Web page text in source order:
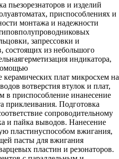
пьезорезнаторов и изделий
приспособлениях и
монтажа и надежности
запрессовки и
состоящих из небольшого
индикатора,
плат микросхем на
вотверстия втулок и плат,
в приспособление инанесение
приклеивания. Подготовка
сопроводительному
и пайка выводов. Нанесение
пластинуспособом вжигания,
пасты для вжигания
пластин и резонаторов.